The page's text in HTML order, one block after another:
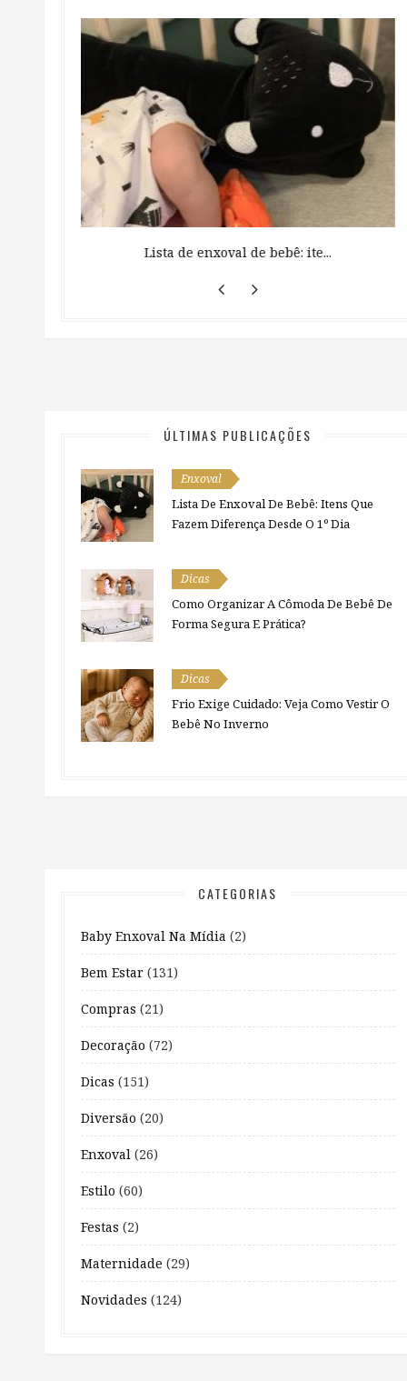
Lista de enxoval de bebê: ite...
ÚLTIMAS PUBLICAÇÕES
Enxoval
Lista De Enxoval De Bebê: Itens Que
Fazem Diferença Desde O 1º Dia
Dicas
Como Organizar A Cômoda De Bebê De
Forma Segura E Prática?
Dicas
Frio Exige Cuidado: Veja Como Vestir O
Bebê No Inverno
CATEGORIAS
Baby Enxoval Na Mídia (2)
Bem Estar (131)
Compras (21)
Decoração (72)
Dicas (151)
Diversão (20)
Enxoval (26)
Estilo (60)
Festas (2)
Maternidade (29)
Novidades (124)